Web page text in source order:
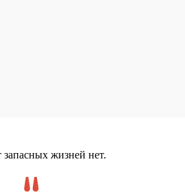
запасных жизней нет.